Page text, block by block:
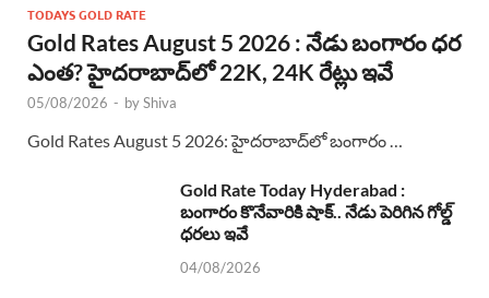
TODAYS GOLD RATE
Gold Rates August 5 2026 : నేడు బంగారం ధర
ఎంత? హైదరాబాద్‌లో 22K, 24K రేట్లు ఇవే
05/08/2026 - byShiva
Gold Rates August 5 2026: హైదరాబాద్‌లో బంగారం …
Gold Rate Today Hyderabad :
బంగారం కొనేవారికి షాక్.. నేడు పెరిగిన గోల్డ్
ధరలు ఇవే
04/08/2026